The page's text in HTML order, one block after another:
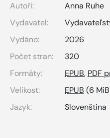
Autoři:
Anna Ruhe
Vydavatel:
Vydáno:
2026
Počet stran:
320
Formáty:
EPUB, PDF
Velikost:
EPUB (6
Jazyk:
Slovenština